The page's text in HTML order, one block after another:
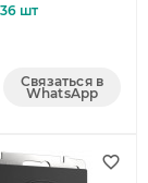
HDMI-
шт
Связаться в
WhatsApp